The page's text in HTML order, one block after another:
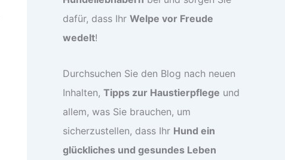
dafür, dass Ihr Welpe vor Freude
wedelt!
Durchsuchen Sie den Blog nach neuen
Inhalten, Tipps zur Haustierpflege und
allem, was Sie brauchen, um
sicherzustellen, dass Ihr Hund ein
glückliches und gesundes Leben